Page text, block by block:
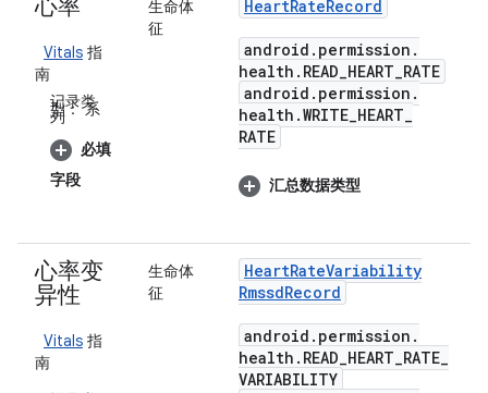
心率
Vitals 指
南
记录类
型：系
列
必填
字段
生命体
征
HeartRateRecord
android . permission .
health . READ_HEART_RATE
android . permission .
health .WRITE_HEART_
RATE
汇总数据类型
心率变
异性
Vitals 指
南
生命体
征
HeartRateVariability
RmssdRecord
android . permission .
health . READ_HEART_RATE_
VARIABILITY